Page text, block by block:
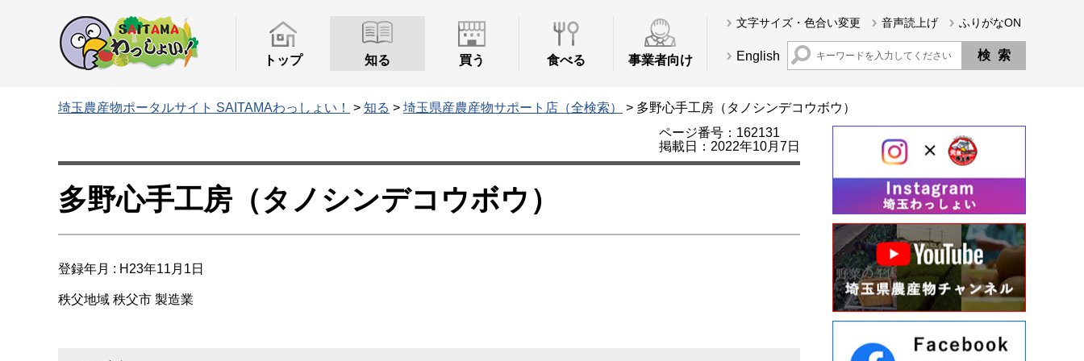
トップ 知る 買う 食べる 事業者向け
文字サイズ・色合い変更 音声読上げ ふりがなON
English
埼玉農産物ポータルサイト SAITAMAわっしょい！ > 知る > 埼玉県産農産物サポート店（全検索）
> 多野心手工房（タノシンデコウボウ）
ページ番号：162131
掲載日：2022年10月7日
多野心手工房（タノシンデコウボウ）
登録年月 : H23年11月1日
秩父地域 秩父市 製造業